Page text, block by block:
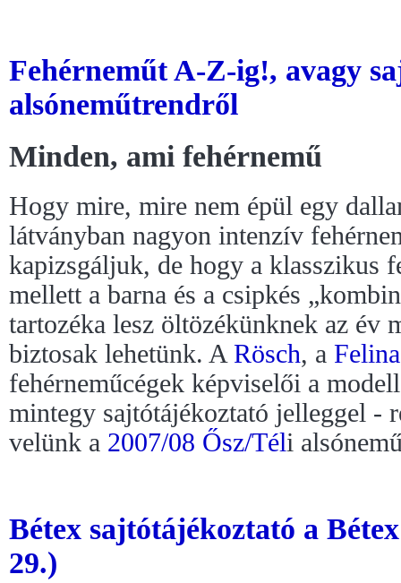
Fehérneműt A-Z-ig!, avagy
alsóneműtrendről
Minden, ami fehérnemű
Hogy mire, mire nem épül egy
látványban nagyon intenzív
kapizsgáljuk, de hogy a klasszikus
mellett a barna és a csipkés
tartozéka lesz öltözékünknek az év
biztosak lehetünk. A Rösch, a Felina
fehérneműcégek képviselői a
mintegy sajtótájékoztató jelleggel -
velünk a 2007/08 Ősz/Téli
Bétex sajtótájékoztató a
29.)